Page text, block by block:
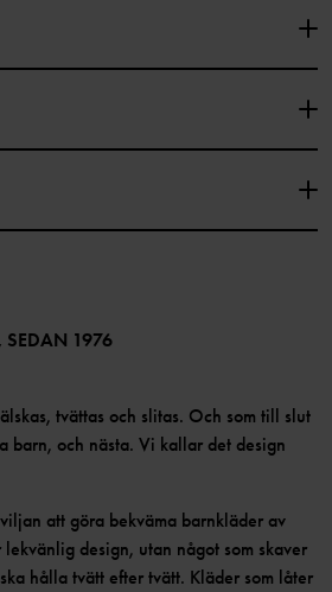
KÖPVILLKOR
SEDAN 1976
tvättas och slitas. Och som till slut
barn, och nästa. Vi kallar det design
att göra bekväma barnkläder av
design, utan något som skaver
hålla tvätt efter tvätt. Kläder som låter